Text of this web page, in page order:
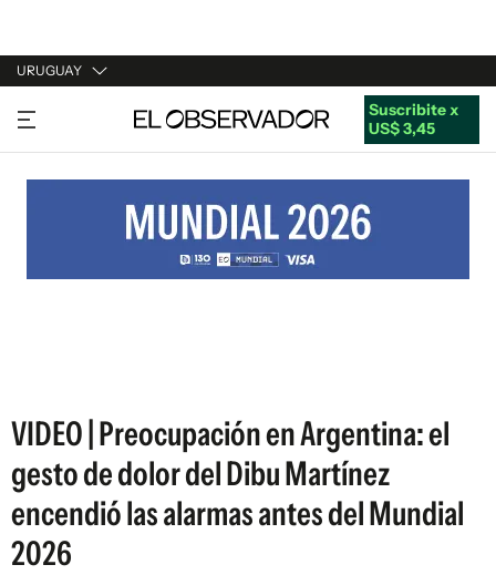
URUGUAY
URUGUAY
ARGENTINA
ESTADOS UNIDOS
Suscribite x
US$ 3,45
VIDEO | Preocupación en Argentina: el
gesto de dolor del Dibu Martínez
encendió las alarmas antes del Mundial
2026